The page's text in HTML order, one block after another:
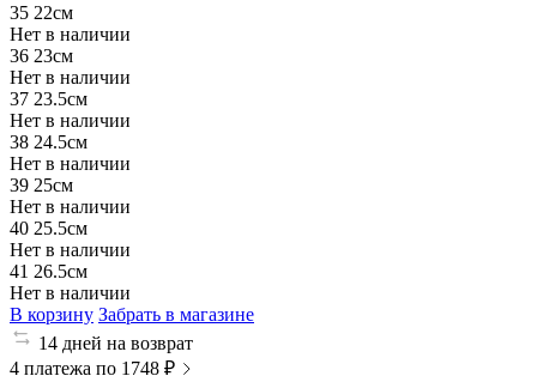
35 22см
Нет в наличии
36 23см
Нет в наличии
37 23.5см
Нет в наличии
38 24.5см
Нет в наличии
39 25см
Нет в наличии
40 25.5см
Нет в наличии
41 26.5см
Нет в наличии
В корзину Забрать в магазине
14 дней на возврат
4 платежа по 1748 ₽